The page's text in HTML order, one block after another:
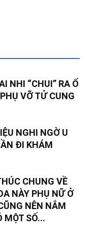
NHI “CHUI” RA Ổ
VỠ TỬ CUNG
NGHI NGỜ U
ĐI KHÁM
CHUNG VỀ
NÀY PHỤ NỮ Ở
NÊN NẮM
MỘT SỐ...